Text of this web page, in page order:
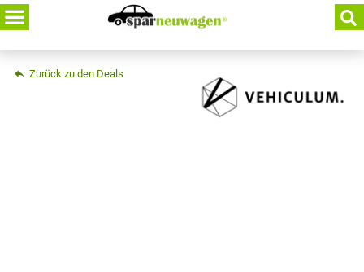
Skip
to
content
Zurück zu den Deals